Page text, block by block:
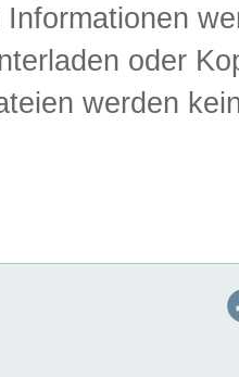
oder
werden